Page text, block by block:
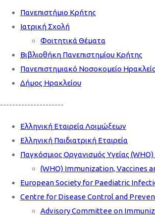
Πανεπιστήμιο Κρήτης
Ιατρική Σχολή
Φοιτητικά Θέματα
Βιβλιοθήκη Πανεπιστημίου Κρήτης
Πανεπιστημιακό Νοσοκομείο
Δήμος Ηρακλείου
---------------------
Ελληνική Εταιρεία Λοιμώξεων
Ελληνική Παιδιατρική Εταιρεία
Παγκόσμιος Οργανισμός Υγείας
(WHO) Immunization, Vaccines
European Society for Paediatric
Centre for Disease Control and
Advisory Committee on